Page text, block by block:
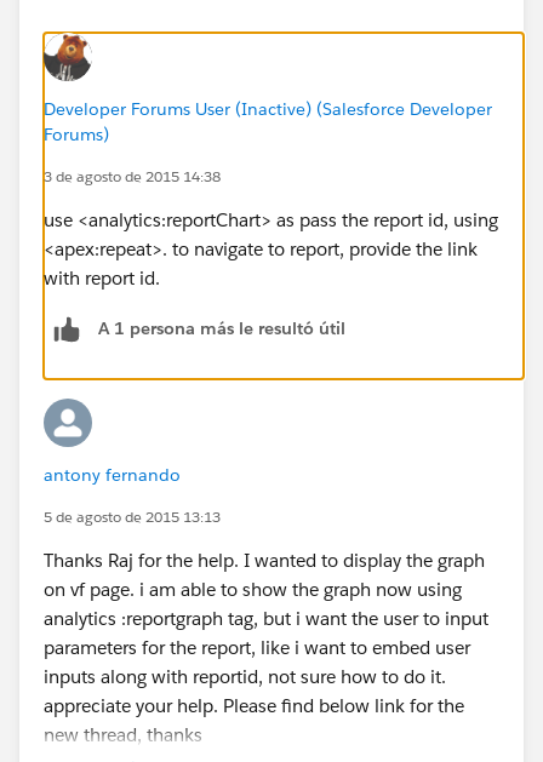
Developer Forums User (Inactive) (Salesforce Developer
Forums)
3 de agosto de 2015 14:38
use <analytics:reportChart> as pass the report id, using
<apex:repeat>. to navigate to report, provide the link
with report id.
A 1 persona más le resultó útil
antony fernando
5 de agosto de 2015 13:13
Thanks Raj for the help. I wanted to display the graph
on vf page. i am able to show the graph now using
analytics :reportgraph tag, but i want the user to input
parameters for the report, like i want to embed user
inputs along with reportid, not sure how to do it.
appreciate your help. Please find below link for the
new thread, thanks